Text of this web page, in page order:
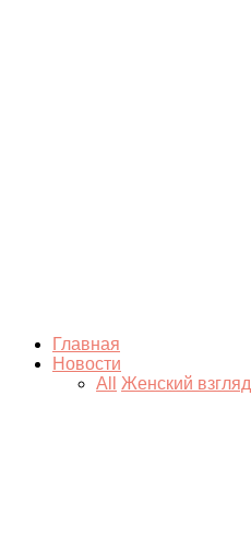
Главная
Новости
All
Женский взгляд